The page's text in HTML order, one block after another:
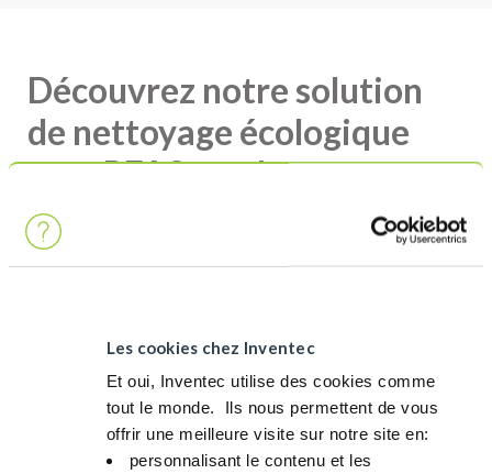
Les cookies chez Inventec
Et oui, Inventec utilise des cookies comme
tout le monde. ​ Ils nous permettent de vous
offrir une meilleure visite sur notre site en:​
personnalisant le contenu et les
Découvrez notre solution
de nettoyage écologique
sans PFAS en phase vapeur
et co-solvant !